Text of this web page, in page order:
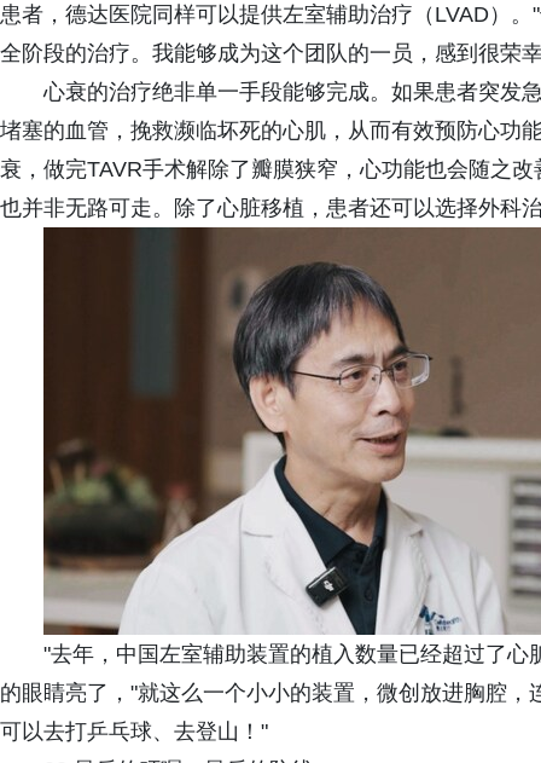
患者，德达医院同样可以提供左室辅助治疗（LVAD）
全阶段的治疗。我能够成为这个团队的一员，感到很荣
心衰的治疗绝非单一手段能够完成。如果患者突发
堵塞的血管，挽救濒临坏死的心肌，从而有效预防心功
衰，做完TAVR手术解除了瓣膜狭窄，心功能也会随之
也并非无路可走。除了心脏移植，患者还可以选择外科
"去年，中国左室辅助装置的植入数量已经超过了
的眼睛亮了，"就这么一个小小的装置，微创放进胸腔
可以去打乒乓球、去登山！"